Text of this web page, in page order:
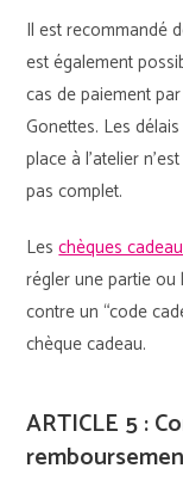
Il est recommandé
est également
cas de paiement
Gonettes. Les
place à l’atelier
pas complet.
Leschèques cadeau
régler une partie ou
contre un “code
chèque cadeau.
ARTICLE 5 :